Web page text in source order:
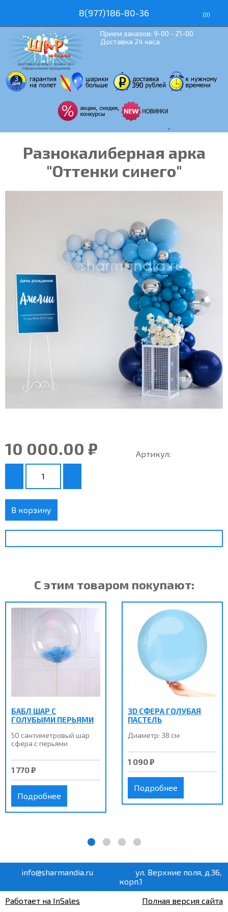
8(977)186-80-36 (0)
Прием заказов: 9-00 - 21-00
Доставка 24 часа
Разнокалиберная арка
"Оттенки синего"
10 000.00 ₽ Артикул:
В корзину
С этим товаром покупают:
БАБЛ ШАР С
ГОЛУБЫМИ ПЕРЬЯМИ
50 сантиметровый шар
сфера с перьями
1 770 ₽
Подробнее
3D СФЕРА ГОЛУБАЯ
ПАСТЕЛЬ
Диаметр: 38 см
1 090 ₽
Подробнее
info@sharmandia.ru
ул. Верхние поля, д.36,
корп.1
Работает на InSales
Полная версия сайта